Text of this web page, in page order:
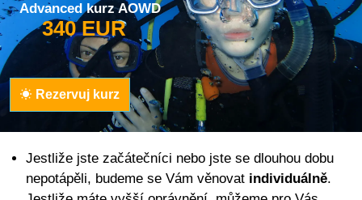
Advanced kurz AOWD
340 EUR
Rezervuj kurz
Jestliže jste začátečníci nebo jste se dlouhou dobu
nepotápěli, budeme se Vám věnovat individuálně.